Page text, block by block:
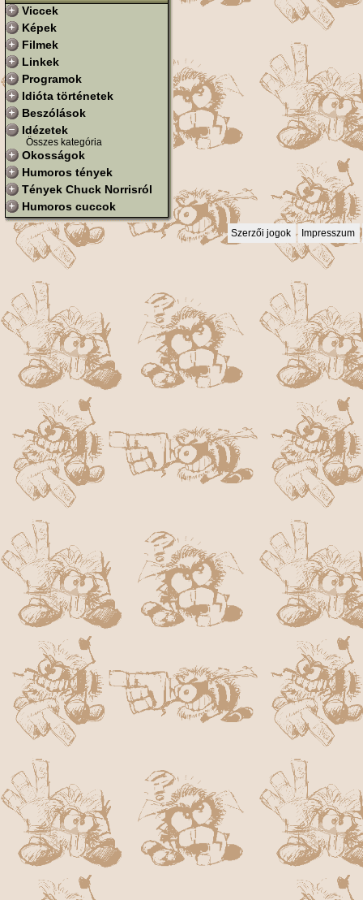
Viccek
Képek
Filmek
Linkek
Programok
Idióta történetek
Beszólások
Idézetek
Összes kategória
Okosságok
Humoros tények
Tények Chuck Norrisról
Humoros cuccok
Szerzői jogok Impresszum